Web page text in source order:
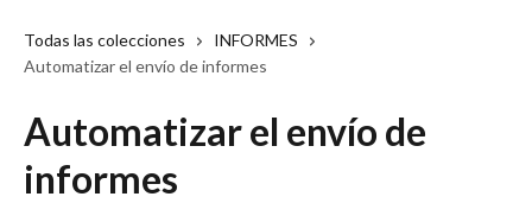
Todas las colecciones
INFORMES
Automatizar el envío de informes
Automatizar el envío de
informes